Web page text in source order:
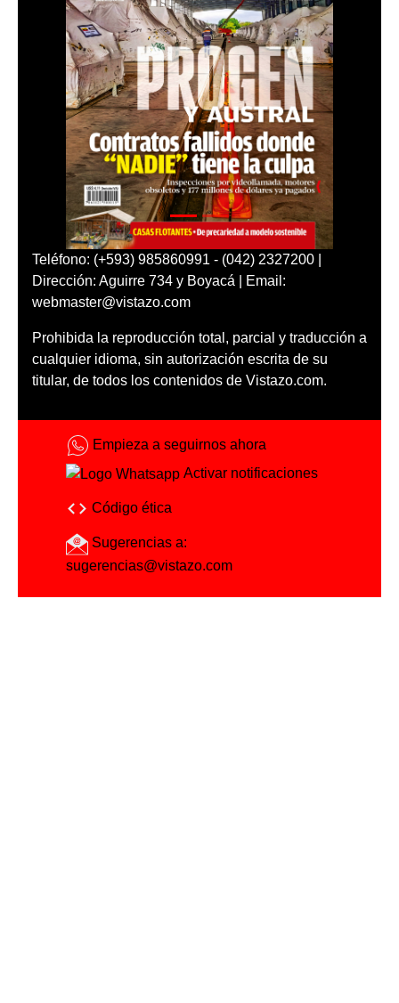
Teléfono: (+593) 985860991 - (042) 2327200 |
Dirección: Aguirre 734 y Boyacá | Email:
webmaster@vistazo.com
Prohibida la reproducción total, parcial y traducción a
cualquier idioma, sin autorización escrita de su
titular, de todos los contenidos de Vistazo.com.
Empieza a seguirnos ahora
Activar notificaciones
Código ética
Sugerencias a:
sugerencias@vistazo.com